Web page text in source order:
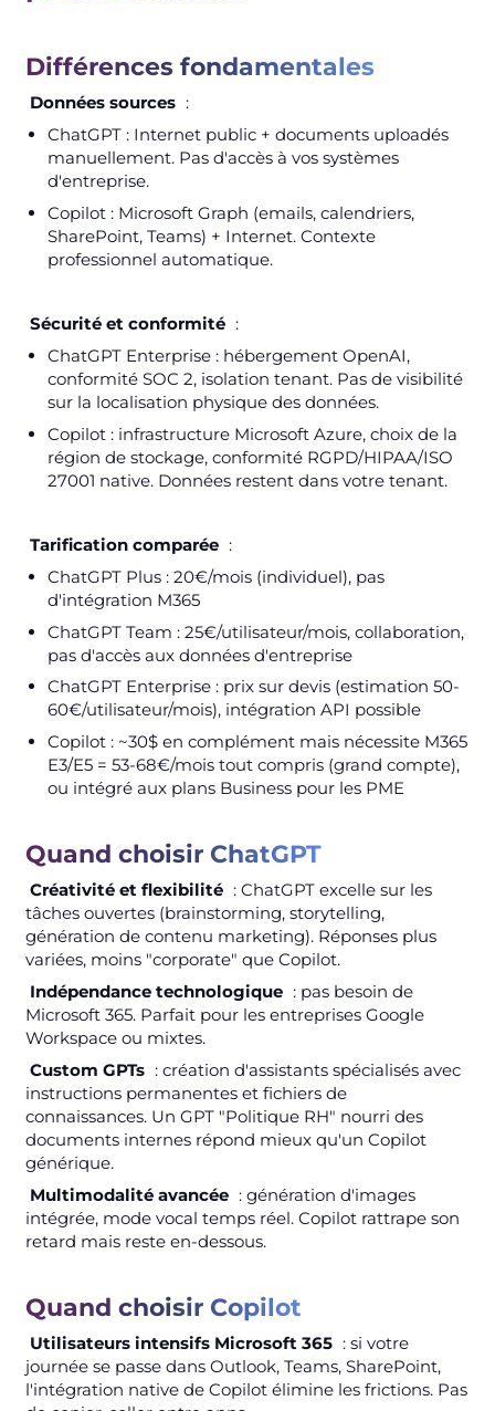
Différences fondamentales
Données sources :
ChatGPT : Internet public + documents uploadés
manuellement. Pas d'accès à vos systèmes
d'entreprise.
Copilot : Microsoft Graph (emails, calendriers,
SharePoint, Teams) + Internet. Contexte
professionnel automatique.
Sécurité et conformité :
ChatGPT Enterprise : hébergement OpenAI,
conformité SOC 2, isolation tenant. Pas de visibilité
sur la localisation physique des données.
Copilot : infrastructure Microsoft Azure, choix de la
région de stockage, conformité RGPD/HIPAA/ISO
27001 native. Données restent dans votre tenant.
Tarification comparée :
ChatGPT Plus : 20€/mois (individuel), pas
d'intégration M365
ChatGPT Team : 25€/utilisateur/mois, collaboration,
pas d'accès aux données d'entreprise
ChatGPT Enterprise : prix sur devis (estimation 50-
60€/utilisateur/mois), intégration API possible
Copilot : ~30$ en complément mais nécessite M365
E3/E5 = 53-68€/mois tout compris (grand compte),
ou intégré aux plans Business pour les PME
Quand choisir ChatGPT
Créativité et flexibilité : ChatGPT excelle sur les
tâches ouvertes (brainstorming, storytelling,
génération de contenu marketing). Réponses plus
variées, moins "corporate" que Copilot.
Indépendance technologique : pas besoin de
Microsoft 365. Parfait pour les entreprises Google
Workspace ou mixtes.
Custom GPTs : création d'assistants spécialisés avec
instructions permanentes et fichiers de
connaissances. Un GPT "Politique RH" nourri des
documents internes répond mieux qu'un Copilot
générique.
Multimodalité avancée : génération d'images
intégrée, mode vocal temps réel. Copilot rattrape son
retard mais reste en-dessous.
Quand choisir Copilot
Utilisateurs intensifs Microsoft 365 : si votre
journée se passe dans Outlook, Teams, SharePoint,
l'intégration native de Copilot élimine les frictions. Pas